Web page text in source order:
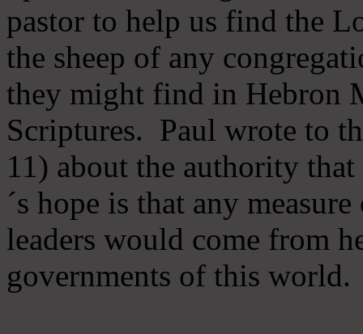
pastor to help us find the
the sheep of any
they might find in Hebron
Scriptures. Paul wrote to
11) about the authority
´s hope is that any
leaders would come from
governments of this world.